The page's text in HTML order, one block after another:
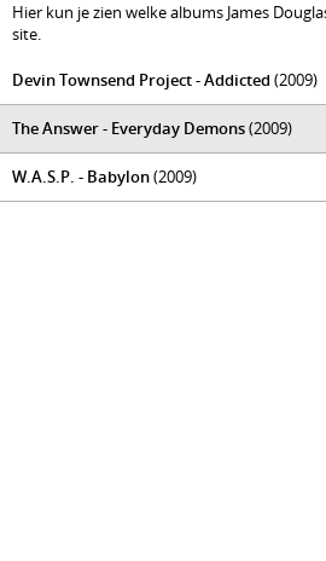
Hier kun je zien welke albums James
site.
Devin Townsend Project - Addicted (2009)
The Answer - Everyday Demons(2009)
W.A.S.P. - Babylon(2009)